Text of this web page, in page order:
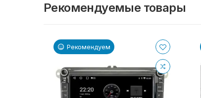
Рекомендуемые товары
Рекомендуем